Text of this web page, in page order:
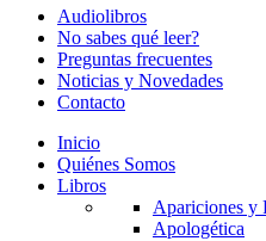
Audiolibros
No sabes qué leer?
Preguntas frecuentes
Noticias y Novedades
Contacto
Inicio
Quiénes Somos
Libros
Apariciones y
Apologética